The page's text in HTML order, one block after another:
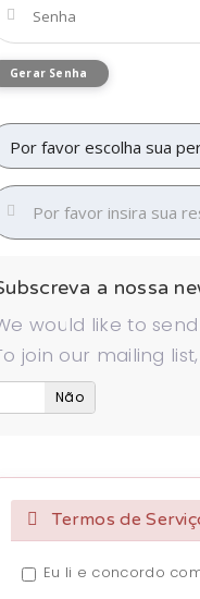
Gerar Senha
a nossa
would like to
join our mailing
Não
Termos de
Eu li e concordo